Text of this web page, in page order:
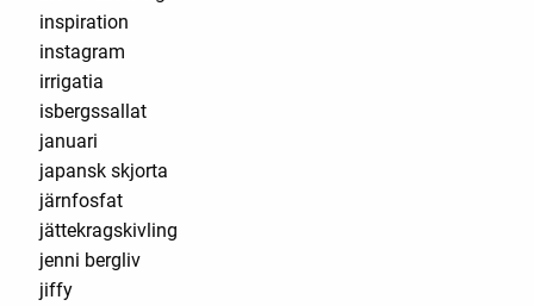
inspiration
instagram
irrigatia
isbergssallat
januari
japansk skjorta
järnfosfat
jättekragskivling
jenni bergliv
jiffy